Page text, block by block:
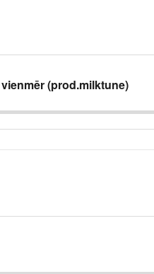
(prod.milktune)